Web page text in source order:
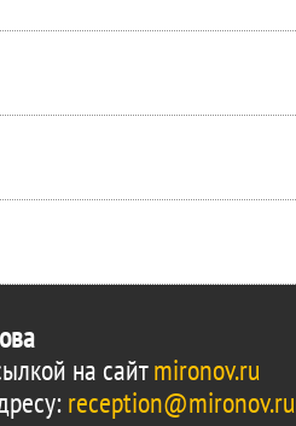
на сайтmironov.ru
reception@mironov.ru